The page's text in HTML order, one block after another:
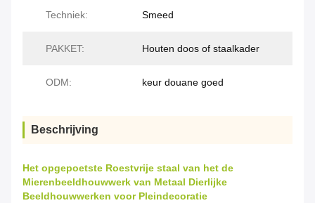
Techniek: Smeed
PAKKET: Houten doos of staalkader
ODM: keur douane goed
Beschrijving
Het opgepoetste Roestvrije staal van het de
Mierenbeeldhouwwerk van Metaal Dierlijke
Beeldhouwwerken voor Pleindecoratie